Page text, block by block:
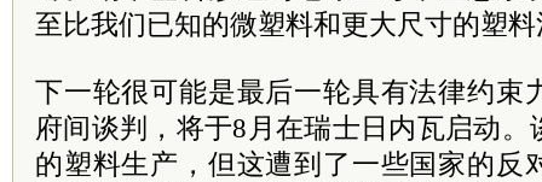
至比我们已知的微塑料和更大尺寸的塑
下一轮很可能是最后一轮具有法律约束
府间谈判，将于8月在瑞士日内瓦启动
的塑料生产，但这遭到了一些国家的反